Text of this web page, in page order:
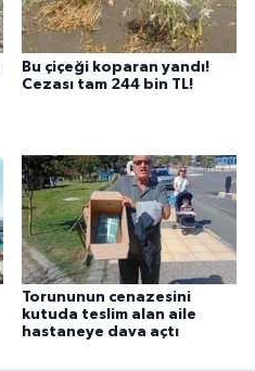
Bu çiçeği koparan yandı!
Cezası tam 244 bin TL!
Torununun cenazesini
kutuda teslim alan aile
hastaneye dava açtı